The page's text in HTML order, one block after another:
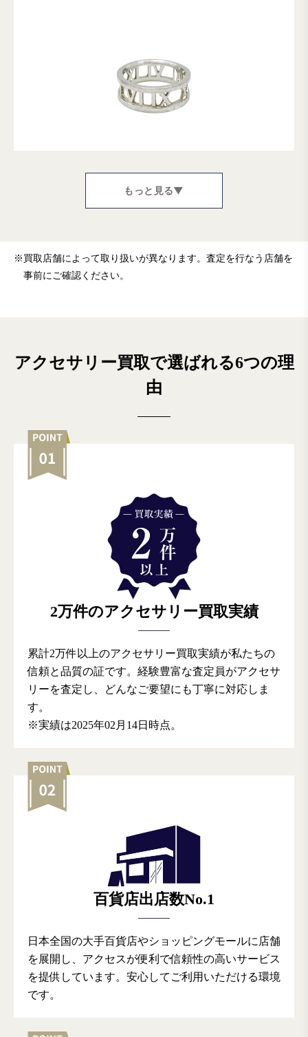
もっと見る▼
※ 買取店舗によって取り扱いが異なります。査定を行なう店舗を
事前にご確認ください。
アクセサリー買取で選ばれる6つの理
由
2万件のアクセサリー買取実績
累計2万件以上のアクセサリー買取実績が私たちの
信頼と品質の証です。経験豊富な査定員がアクセサ
リーを査定し、どんなご要望にも丁寧に対応しま
す。
※実績は2025年02月14日時点。
百貨店出店数No.1
日本全国の大手百貨店やショッピングモールに店舗
を展開し、アクセスが便利で信頼性の高いサービス
を提供しています。安心してご利用いただける環境
です。